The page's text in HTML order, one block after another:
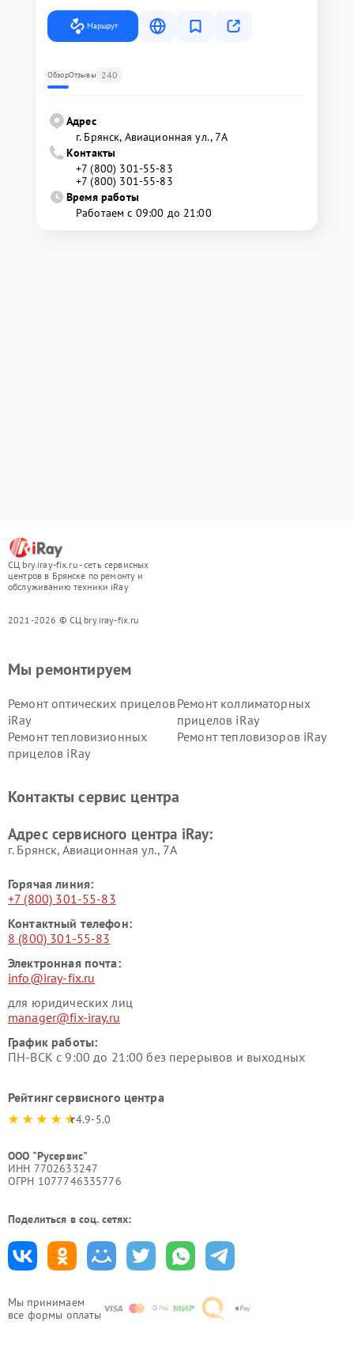
Маршрут
ОбзорОтзывы 240
Адрес
г. Брянск, Авиационная ул., 7А
Контакты
+7 (800) 301-55-83
+7 (800) 301-55-83
Время работы
Работаем с 09:00 до 21:00
СЦ bry.iray-fix.ru - сеть сервисных
центров в Брянске по ремонту и
обслуживанию техники iRay
2021-2026 © СЦ bry.iray-fix.ru
Мы принимаем
все формы оплаты
Мы ремонтируем
Ремонт оптических прицелов
iRay
Ремонт коллиматорных
прицелов iRay
Ремонт тепловизионных
прицелов iRay
Ремонт тепловизоров iRay
Контакты сервис центра
Адрес сервисного центра iRay:
г. Брянск, Авиационная ул., 7А
Горячая линия:
+7 (800) 301-55-83
Контактный телефон:
8 (800) 301-55-83
Электронная почта:
info@iray-fix.ru
для юридических лиц
manager@fix-iray.ru
График работы:
ПН-ВСК с 9:00 до 21:00 без перерывов и выходных
Рейтинг сервисного центра
4.9-5.0
ООО "Русервис"
ИНН 7702633247
ОГРН 1077746335776
Поделиться в соц. сетях: